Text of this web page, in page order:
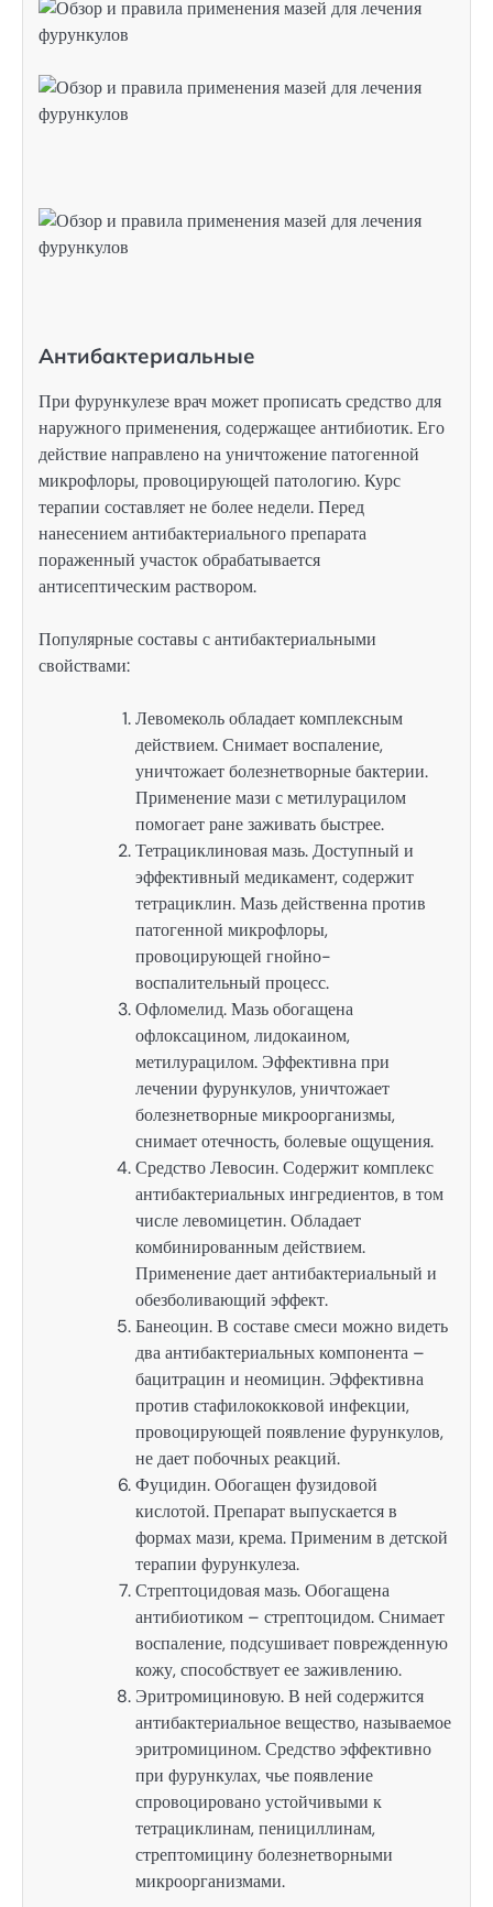
Антибактериальные
При фурункулезе врач может прописать средство для
наружного применения, содержащее антибиотик. Его
действие направлено на уничтожение патогенной
микрофлоры, провоцирующей патологию. Курс
терапии составляет не более недели. Перед
нанесением антибактериального препарата
пораженный участок обрабатывается
антисептическим раствором.
Популярные составы с антибактериальными
свойствами:
Левомеколь обладает комплексным
действием. Снимает воспаление,
уничтожает болезнетворные бактерии.
Применение мази с метилурацилом
помогает ране заживать быстрее.
Тетрациклиновая мазь. Доступный и
эффективный медикамент, содержит
тетрациклин. Мазь действенна против
патогенной микрофлоры,
провоцирующей гнойно-
воспалительный процесс.
Офломелид. Мазь обогащена
офлоксацином, лидокаином,
метилурацилом. Эффективна при
лечении фурункулов, уничтожает
болезнетворные микроорганизмы,
снимает отечность, болевые ощущения.
Средство Левосин. Содержит комплекс
антибактериальных ингредиентов, в том
числе левомицетин. Обладает
комбинированным действием.
Применение дает антибактериальный и
обезболивающий эффект.
Банеоцин. В составе смеси можно видеть
два антибактериальных компонента –
бацитрацин и неомицин. Эффективна
против стафилококковой инфекции,
провоцирующей появление фурункулов,
не дает побочных реакций.
Фуцидин. Обогащен фузидовой
кислотой. Препарат выпускается в
формах мази, крема. Применим в детской
терапии фурункулеза.
Стрептоцидовая мазь. Обогащена
антибиотиком – стрептоцидом. Снимает
воспаление, подсушивает поврежденную
кожу, способствует ее заживлению.
Эритромициновую. В ней содержится
антибактериальное вещество, называемое
эритромицином. Средство эффективно
при фурункулах, чье появление
спровоцировано устойчивыми к
тетрациклинам, пенициллинам,
стрептомицину болезнетворными
микроорганизмами.